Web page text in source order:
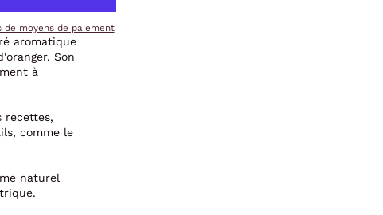
de moyens de paiement
aromatique
Son
à
recettes,
comme le
naturel